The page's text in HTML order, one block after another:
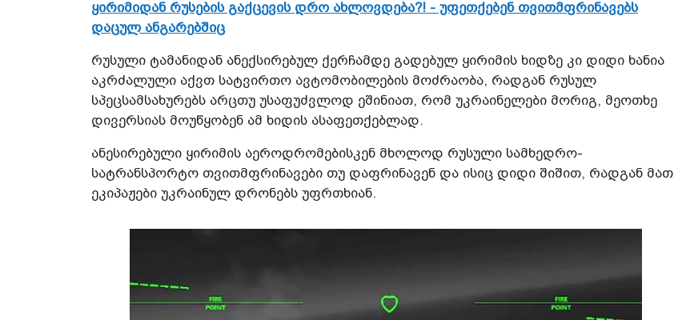
ყირიმიდან რუსების გაქცევის დრო ახლოვდება?! - უფეთქებენ თვითმფრინავებს
დაცულ ანგარებშიც
რუსული ტამანიდან ანექსირებულ ქერჩამდე გადებულ ყირიმის ხიდზე კი დიდი ხანია
აკრძალული აქვთ სატვირთო ავტომობილების მოძრაობა, რადგან რუსულ
სპეცსამსახურებს არცთუ უსაფუძვლოდ ეშინიათ, რომ უკრაინელები მორიგ, მეოთხე
დივერსიას მოუწყობენ ამ ხიდის ასაფეთქებლად.
ანესირებული ყირიმის აეროდრომებისკენ მხოლოდ რუსული სამხედრო-
სატრანსპორტო თვითმფრინავები თუ დაფრინავენ და ისიც დიდი შიშით, რადგან მათ
ეკიპაჟები უკრაინულ დრონებს უფრთხიან.